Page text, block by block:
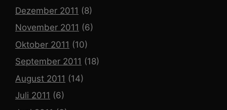
Dezember 2011 (8)
November 2011 (6)
Oktober 2011 (10)
September 2011 (18)
August 2011 (14)
Juli 2011 (6)